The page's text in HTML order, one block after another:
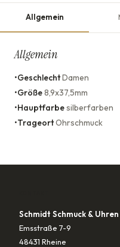
Allgemein
Allgemein
•GeschlechtDamen
•Größe8,9x37,5mm
•Hauptfarbesilberfarben
•TrageortOhrschmuck
Schmidt Schmuck & Uhren
Emsstraße 7-9
48431 Rheine